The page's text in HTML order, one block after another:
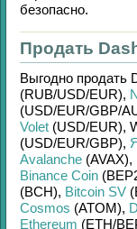
безопасно.
Продать
Выгодно продать
(RUB/USD/EUR),
(USD/EUR/GBP/
Volet (USD/EUR),
(USD/EUR/GBP),
Avalanche (AVAX),
Binance Coin
(BCH), Bitcoin SV
Cosmos (ATOM),
Ethereum (ETH/